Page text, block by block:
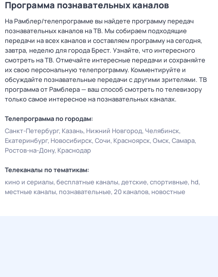
Программа познавательных каналов
На Рамблер/телепрограмме вы найдете программу передач
познавательных каналов на ТВ. Мы собираем подходящие
передачи на всех каналов и составляем программу на сегодня,
завтра, неделю для города Брест. Узнайте, что интересного
смотреть на ТВ. Отмечайте интересные передачи и сохраняйте
их свою персональную телепрограмму. Комментируйте и
обсуждайте познавательные передачи с другими зрителями. ТВ
программа от Рамблера — ваш способ смотреть по телевизору
только самое интересное на познавательных каналах.
Телепрограмма по городам:
Санкт-Петербург Казань Нижний Новгород Челябинск
Екатеринбург Новосибирск Сочи Красноярск Омск Самара
Ростов-на-Дону Краснодар
Телеканалы по тематикам:
кино и сериалы бесплатные каналы детские спортивные hd
местные каналы познавательные 20 каналов новостные